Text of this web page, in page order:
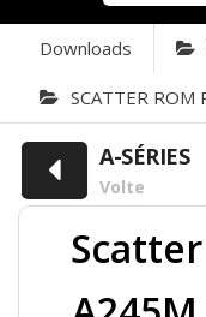
Downloads
SCATTER ROM
A-SÉRIES
Volte